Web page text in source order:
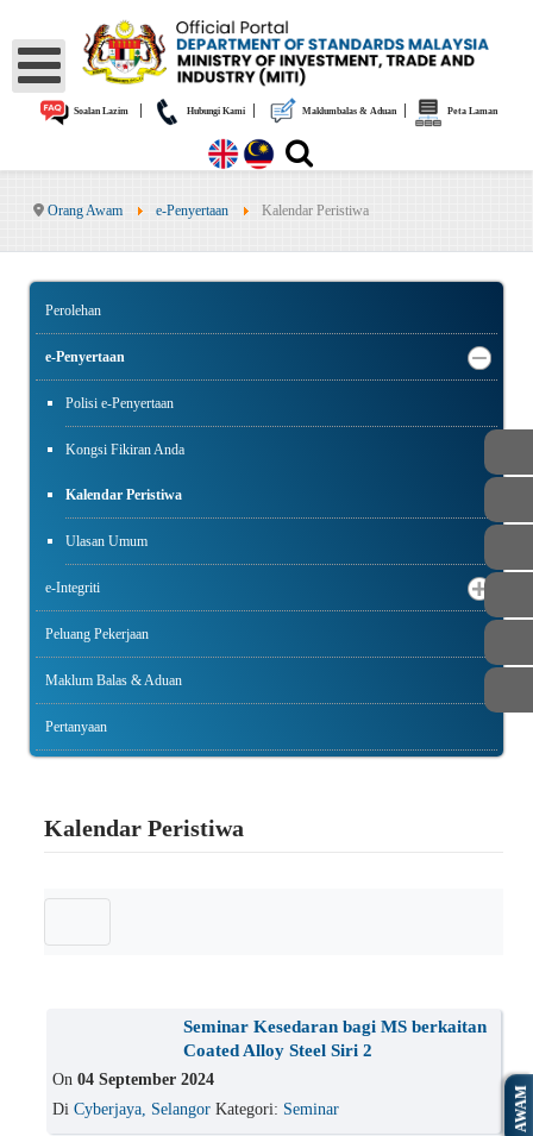
Soalan Lazim| Hubungi Kami| Maklumbalas & Aduan| Peta Laman
Orang Awam e-Penyertaan Kalendar Peristiwa
Perolehan
e-Penyertaan
Polisi e-Penyertaan
Kongsi Fikiran Anda
Kalendar Peristiwa
Ulasan Umum
e-Integriti
Peluang Pekerjaan
Maklum Balas & Aduan
Pertanyaan
Kalendar Peristiwa
Seminar Kesedaran bagi MS berkaitan
Coated Alloy Steel Siri 2
On 04 September 2024
Di Cyberjaya, Selangor Kategori: Seminar AWAM